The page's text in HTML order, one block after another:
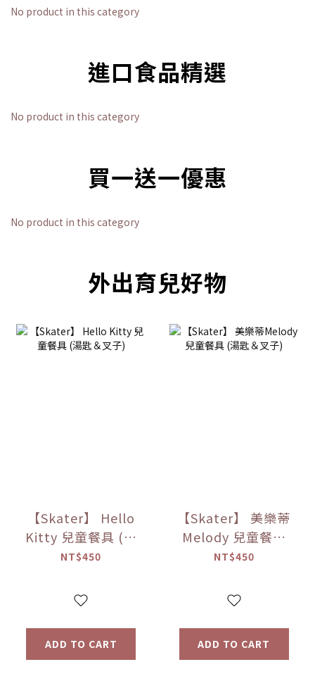
No product in this category
進口食品精選
No product in this category
買一送一優惠
No product in this category
外出育兒好物
【Skater】 Hello
Kitty 兒童餐具 (湯
匙＆叉子)
NT$450
ADD TO CART
【Skater】 美樂蒂
Melody 兒童餐具
(湯匙＆叉子)
NT$450
ADD TO CART